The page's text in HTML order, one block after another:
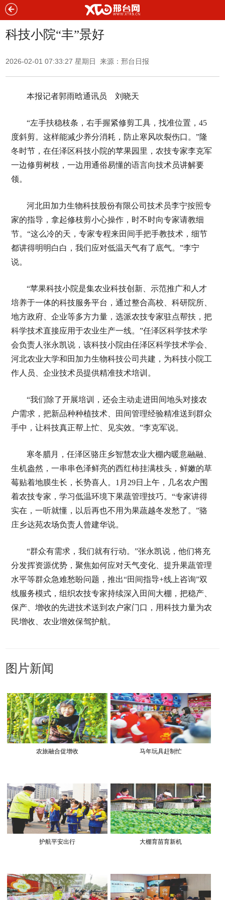
科技小院“丰”景好
2026-02-01 07:33:27 星期日 来源：邢台日报
本报记者郭雨晗通讯员 刘晓天
“左手扶稳枝条，右手握紧修剪工具，找准位置，45
度斜剪。这样能减少养分消耗，防止寒风吹裂伤口。”隆
冬时节，在任泽区科技小院的苹果园里，农技专家李克军
一边修剪树枝，一边用通俗易懂的语言向技术员讲解要
领。
河北田加力生物科技股份有限公司技术员李宁按照专
家的指导，拿起修枝剪小心操作，时不时向专家请教细
节。“这么冷的天，专家专程来田间手把手教技术，细节
都讲得明明白白，我们应对低温天气有了底气。”李宁
说。
“苹果科技小院是集农业科技创新、示范推广和人才
培养于一体的科技服务平台，通过整合高校、科研院所、
地方政府、企业等多方力量，选派农技专家驻点帮扶，把
科学技术直接应用于农业生产一线。”任泽区科学技术学
会负责人张永凯说，该科技小院由任泽区科学技术学会、
河北农业大学和田加力生物科技公司共建，为科技小院工
作人员、企业技术员提供精准技术培训。
“我们除了开展培训，还会主动走进田间地头对接农
户需求，把新品种种植技术、田间管理经验精准送到群众
手中，让科技真正帮上忙、见实效。”李克军说。
寒冬腊月，任泽区骆庄乡智慧农业大棚内暖意融融、
生机盎然，一串串色泽鲜亮的西红柿挂满枝头，鲜嫩的草
莓贴着地膜生长，长势喜人。1月29日上午，几名农户围
着农技专家，学习低温环境下果蔬管理技巧。“专家讲得
实在，一听就懂，以后再也不用为果蔬越冬发愁了。”骆
庄乡达苑农场负责人曾建华说。
“群众有需求，我们就有行动。”张永凯说，他们将充
分发挥资源优势，聚焦如何应对天气变化、提升果蔬管理
水平等群众急难愁盼问题，推出“田间指导+线上咨询”双
线服务模式，组织农技专家持续深入田间大棚，把稳产、
保产、增收的先进技术送到农户家门口，用科技力量为农
民增收、农业增效保驾护航。
图片新闻
农旅融合促增收 马年玩具赶制忙
护航平安出行 大棚育苗育新机